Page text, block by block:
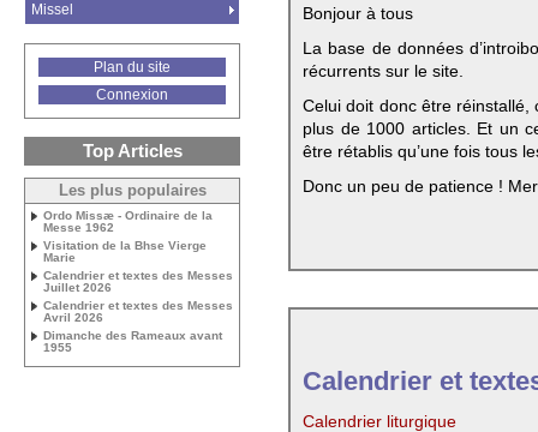
Bonjour à tous
La base de données
récurrents sur le site.
Celui doit donc être
plus de 1000 articles. Et un
être rétablis qu’une fois tous
Donc un peu de patience !
Calendrier et
Calendrier liturgique
Missel
Plan du site
Connexion
Top Articles
Les plus populaires
Ordo Missæ - Ordinaire de la
Messe 1962
Visitation de la Bhse Vierge
Marie
Calendrier et textes des Messes
Juillet 2026
Calendrier et textes des Messes
Avril 2026
Dimanche des Rameaux avant
1955